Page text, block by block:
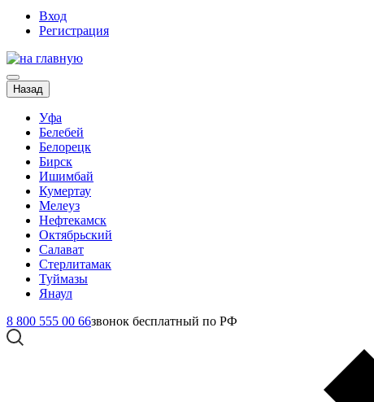
Вход
Регистрация
Назад
Уфа
Белебей
Белорецк
Бирск
Ишимбай
Кумертау
Мелеуз
Нефтекамск
Октябрьский
Салават
Стерлитамак
Туймазы
Янаул
8 800 555 00 66звонок бесплатный по РФ